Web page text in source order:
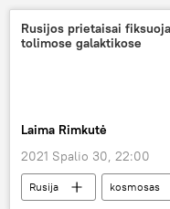
Rusijos prietaisai
tolimose galaktikose
Laima Rimkutė
2021 Spalio 30, 22:00
Rusija kosmosas